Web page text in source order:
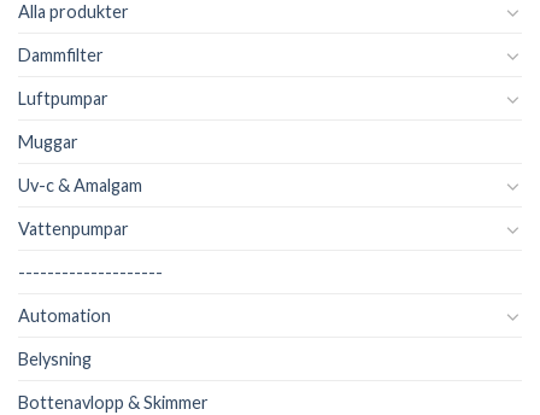
Alla produkter
Dammfilter
Luftpumpar
Muggar
Uv-c & Amalgam
Vattenpumpar
--------------------
Automation
Belysning
Bottenavlopp & Skimmer